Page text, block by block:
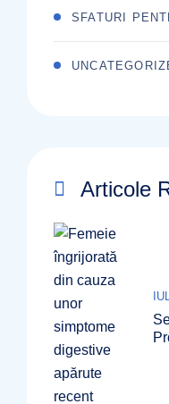
SFATURI
Articole